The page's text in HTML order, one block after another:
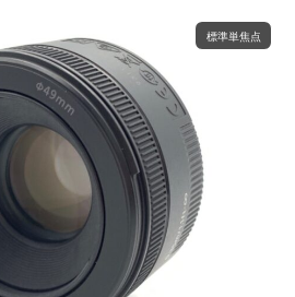
標準単焦点